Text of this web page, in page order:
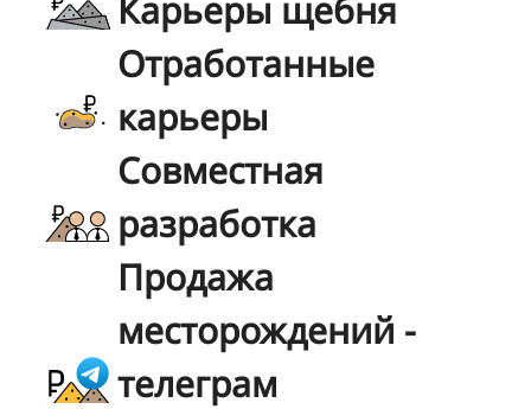
Карьеры щебня
Отработанные
карьеры
Совместная
разработка
Продажа
месторождений -
телеграм